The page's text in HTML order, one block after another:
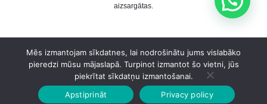
aizsargātas.
Sākumlapa Veikalā Grozs
Mēs izmantojam sīkdatnes, lai nodrošinātu jums vislabāko
pieredzi mūsu mājaslapā. Turpinot izmantot šo vietni, jūs
piekrītat sīkdatņu izmantošanai.
Apstiprināt
Privacy policy